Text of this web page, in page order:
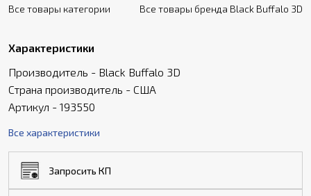
Все товары категории Все товары бренда Black Buffalo 3D
Характеристики
Производитель - Black Buffalo 3D
Страна производитель - США
Артикул - 193550
Все характеристики
Запросить КП